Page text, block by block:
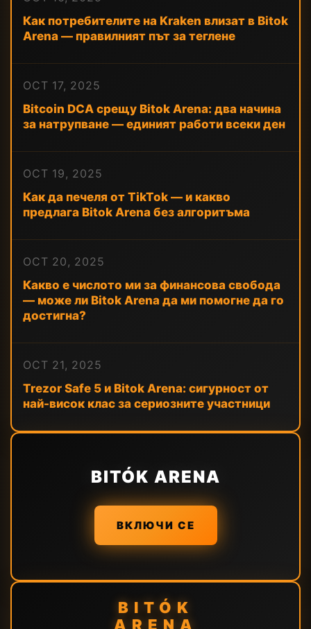
Как потребителите на Kraken влизат в Bitok
Arena — правилният път за теглене
OCT 17, 2025
Bitcoin DCA срещу Bitok Arena: два начина
за натрупване — единият работи всеки ден
OCT 19, 2025
Как да печеля от TikTok — и какво
предлага Bitok Arena без алгоритъма
OCT 20, 2025
Какво е числото ми за финансова свобода
— може ли Bitok Arena да ми помогне да го
достигна?
OCT 21, 2025
Trezor Safe 5 и Bitok Arena: сигурност от
най-висок клас за сериозните участници
BITÓK ARENA
ВКЛЮЧИ СЕ
BITÓK
ARENA